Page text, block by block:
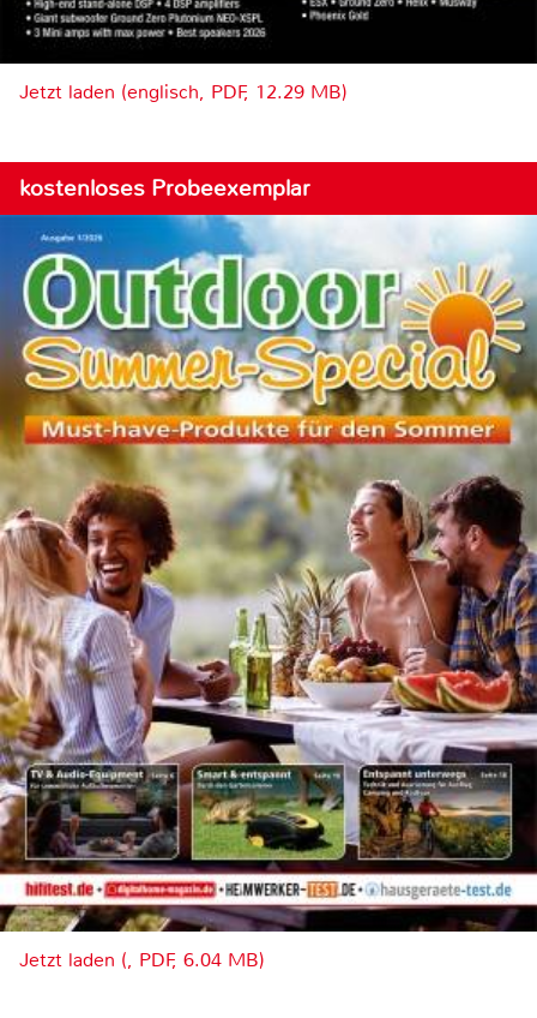
Jetzt laden (englisch, PDF, 12.29 MB)
kostenloses Probeexemplar
Jetzt laden (, PDF, 6.04 MB)